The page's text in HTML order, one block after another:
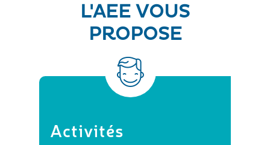
L'AEE VOUS
PROPOSE
Activités